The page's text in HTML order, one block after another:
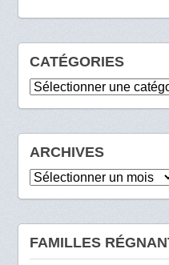
CATÉGORIES
Catégories
ARCHIVES
Archives
FAMILLES